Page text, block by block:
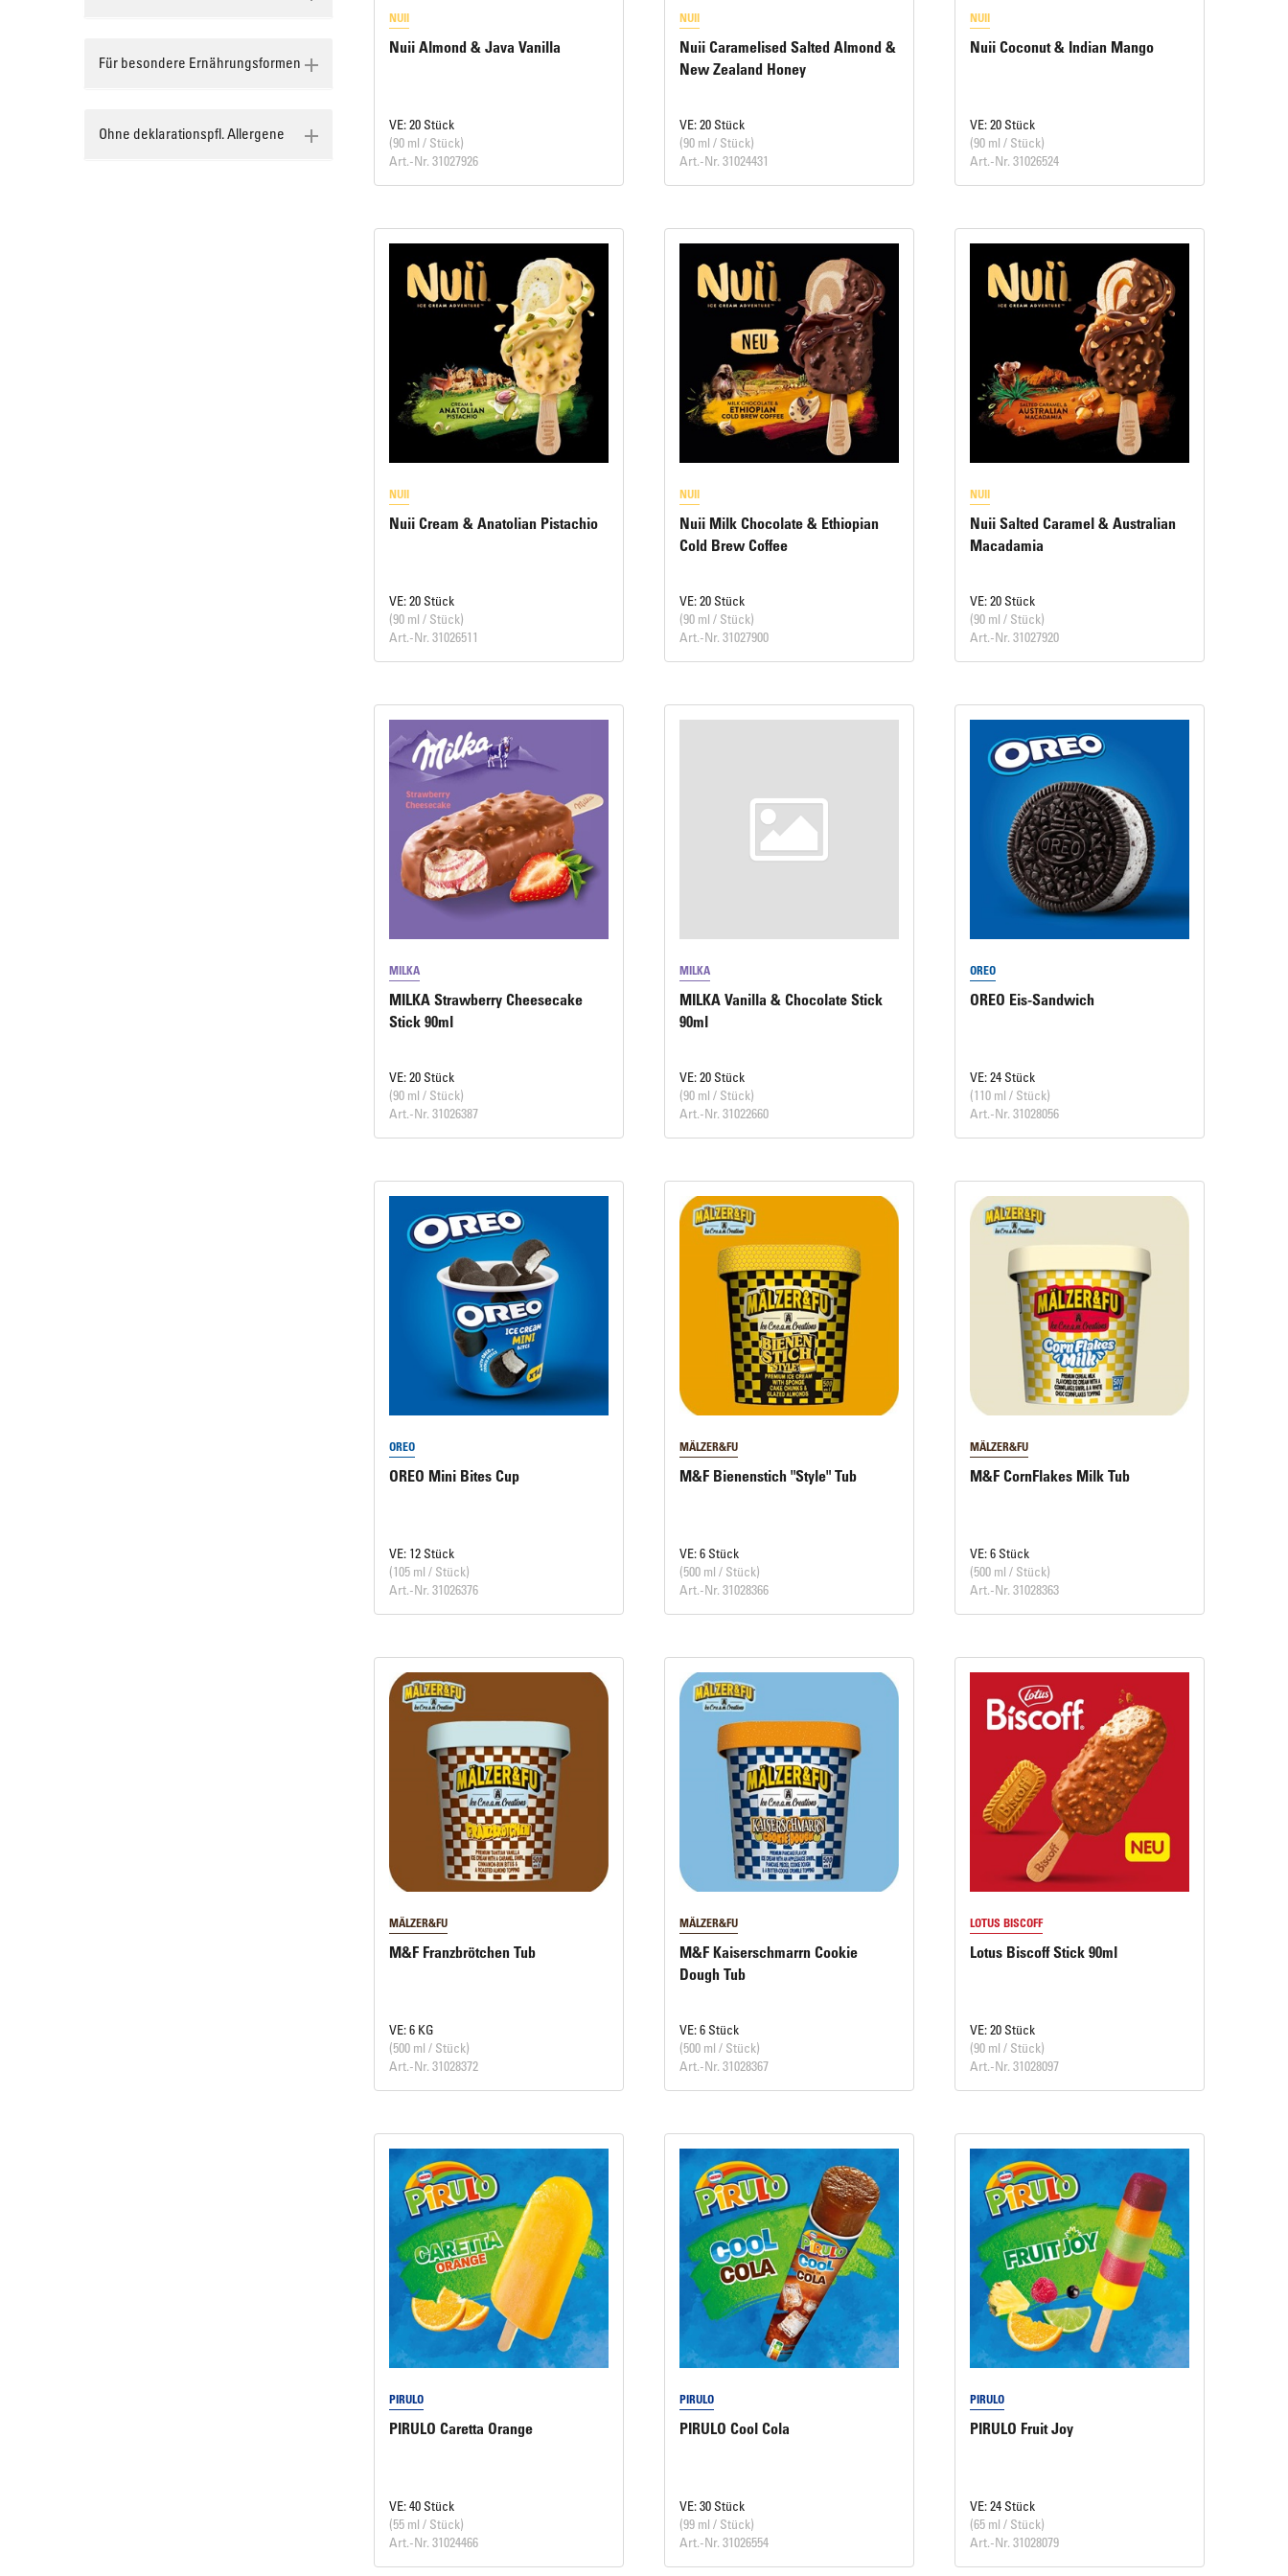
Für besondere Ernährungsformen
Ohne deklarationspfl. Allergene
NUII
Nuii Almond & Java Vanilla
VE: 20 Stück
(90 ml / Stück)
Art.-Nr. 31027926
NUII
Nuii Caramelised Salted Almond &
New Zealand Honey
VE: 20 Stück
(90 ml / Stück)
Art.-Nr. 31024431
NUII
Nuii Coconut & Indian Mango
VE: 20 Stück
(90 ml / Stück)
Art.-Nr. 31026524
NUII
Nuii Cream & Anatolian Pistachio
VE: 20 Stück
(90 ml / Stück)
Art.-Nr. 31026511
NUII
Nuii Milk Chocolate & Ethiopian
Cold Brew Coffee
VE: 20 Stück
(90 ml / Stück)
Art.-Nr. 31027900
NUII
Nuii Salted Caramel & Australian
Macadamia
VE: 20 Stück
(90 ml / Stück)
Art.-Nr. 31027920
MILKA
MILKA Strawberry Cheesecake
Stick 90ml
VE: 20 Stück
(90 ml / Stück)
Art.-Nr. 31026387
MILKA
MILKA Vanilla & Chocolate Stick
90ml
VE: 20 Stück
(90 ml / Stück)
Art.-Nr. 31022660
OREO
OREO Eis-Sandwich
VE: 24 Stück
(110 ml / Stück)
Art.-Nr. 31028056
OREO
OREO Mini Bites Cup
VE: 12 Stück
(105 ml / Stück)
Art.-Nr. 31026376
MÄLZER&FU
M&F Bienenstich "Style" Tub
VE: 6 Stück
(500 ml / Stück)
Art.-Nr. 31028366
MÄLZER&FU
M&F CornFlakes Milk Tub
VE: 6 Stück
(500 ml / Stück)
Art.-Nr. 31028363
MÄLZER&FU
M&F Franzbrötchen Tub
VE: 6 KG
(500 ml / Stück)
Art.-Nr. 31028372
MÄLZER&FU
M&F Kaiserschmarrn Cookie
Dough Tub
VE: 6 Stück
(500 ml / Stück)
Art.-Nr. 31028367
LOTUS BISCOFF
Lotus Biscoff Stick 90ml
VE: 20 Stück
(90 ml / Stück)
Art.-Nr. 31028097
PIRULO
PIRULO Caretta Orange
VE: 40 Stück
(55 ml / Stück)
Art.-Nr. 31024466
PIRULO
PIRULO Cool Cola
VE: 30 Stück
(99 ml / Stück)
Art.-Nr. 31026554
PIRULO
PIRULO Fruit Joy
VE: 24 Stück
(65 ml / Stück)
Art.-Nr. 31028079